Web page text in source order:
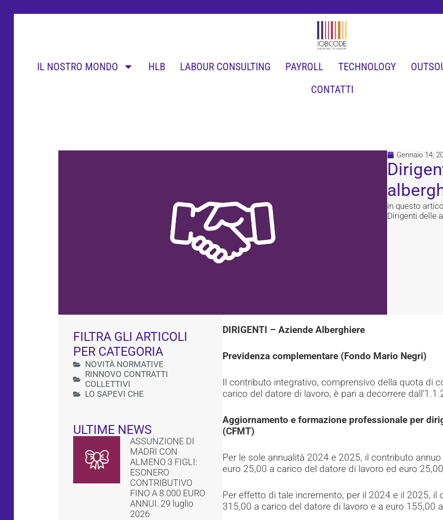
IL NOSTRO MONDO HLB LABOUR CONSULTING PAYROLL TECHNOLOGY
CONTATTI
Gennaio 14,
in questo
Dirigenti delle
FILTRA GLI ARTICOLI
PER CATEGORIA
NOVITÀ NORMATIVE
RINNOVO CONTRATTI
COLLETTIVI
LO SAPEVI CHE
ULTIME NEWS
ASSUNZIONE DI
MADRI CON
ALMENO 3 FIGLI:
ESONERO
CONTRIBUTIVO
FINO A 8.000 EURO
ANNUI. 29 luglio
2026
DIRIGENTI – Aziende Alberghiere
Previdenza complementare (Fondo Mario Negri)
Il contributo integrativo, comprensivo della quota di
carico del datore di lavoro, è pari a decorrere
Aggiornamento e formazione professionale per
(CFMT)
Per le sole annualità 2024 e 2025, il contributo
euro 25,00 a carico del datore di lavoro ed euro
Per effetto di tale incremento, per il 2024 e il 2025, il
315,00 a carico del datore di lavoro e a euro 155,00